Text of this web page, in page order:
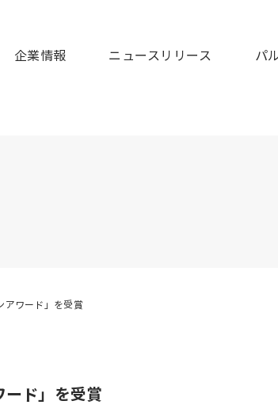
に謹んでお見舞い申しあげますとともに、被災
企業情報 ニュースリリース パ
ド」を受賞
アワード」を受賞